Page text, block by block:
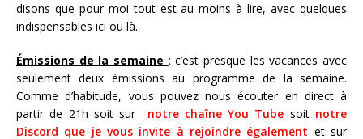
disons que pour moi tout est au moins à lire, avec quelques
indispensables ici ou là.
Émissions de la semaine : c’est presque les vacances avec
seulement deux émissions au programme de la semaine.
Comme d’habitude, vous pouvez nous écouter en direct à
partir de 21h soit sur
notre chaîne You Tube soitnotre
Discord que je vous invite à rejoindre également et sur